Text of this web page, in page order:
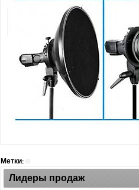
Метки:
Лидеры продаж